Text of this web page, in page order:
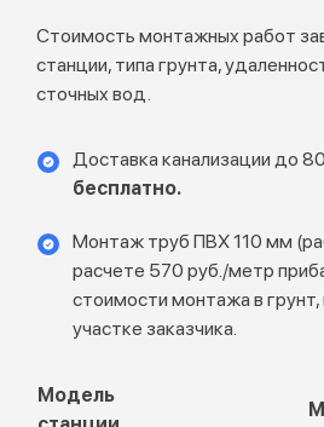
Стоимость монтажных работ
станции, типа грунта,
сточных вод.
Доставка канализации до
бесплатно.
Монтаж труб ПВХ 110 мм
расчете 570 руб./метр
стоимости монтажа в
участке заказчика.
Модель